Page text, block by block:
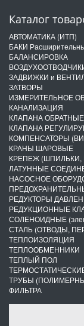
Каталог
АВТОМАТИКА (ИТП)
БАКИ
БАЛАНСИРОВКА
ЗАДВИЖКИ и
ЗАТВОРЫ
ИЗМЕРИТЕЛЬНОЕ
КАНАЛИЗАЦИЯ
КЛАПАНА ОБРАТНЫЕ
КЛАПАНА
КОМПЕНСАТОРЫ
КРАНЫ ШАРОВЫЕ
КРЕПЕЖ (ШПИЛЬКИ,
ЛАТУННЫЕ
НАСОСНОЕ
РЕДУКТОРЫ
РЕДУКЦИОННЫЕ
СОЛЕНОИДНЫЕ
СТАЛЬ (ОТВОДЫ,
ТЕПЛОИЗОЛЯЦИЯ
ТЕПЛООБМЕННИКИ
ТЕПЛЫЙ ПОЛ
ТРУБЫ
ФИЛЬТРА